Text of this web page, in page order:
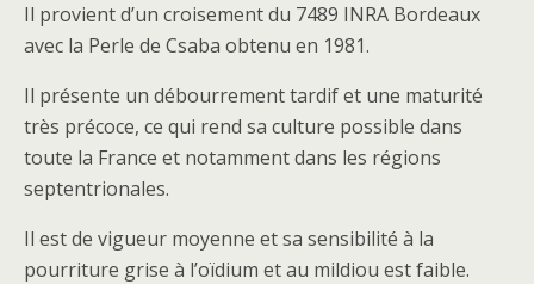
Il provient d’un croisement du 7489 INRA Bordeaux
avec la Perle de Csaba obtenu en 1981.
Il présente un débourrement tardif et une maturité
très précoce, ce qui rend sa culture possible dans
toute la France et notamment dans les régions
septentrionales.
Il est de vigueur moyenne et sa sensibilité à la
pourriture grise à l’oïdium et au mildiou est faible.